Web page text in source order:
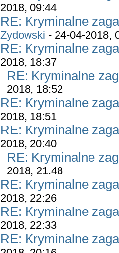
2018, 09:44
RE: Kryminalne
Zydowski - 24-04-2018,
RE: Kryminalne
2018, 18:37
RE: Kryminalne
2018, 18:52
RE: Kryminalne
2018, 18:51
RE: Kryminalne
2018, 20:40
RE: Kryminalne
2018, 21:48
RE: Kryminalne
2018, 22:26
RE: Kryminalne
2018, 22:33
RE: Kryminalne